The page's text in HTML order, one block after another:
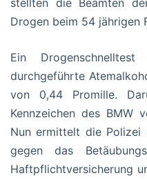
stellten die Beamten
Drogen beim 54 jährigen
Ein
durchgeführte
von 0,44 Promille.
Kennzeichen des BMW
Nun ermittelt die Polizei
gegen das
Haftpflichtversicherung